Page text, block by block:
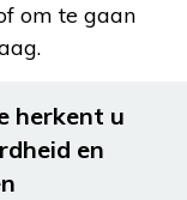
om te gaan
herkent u
en